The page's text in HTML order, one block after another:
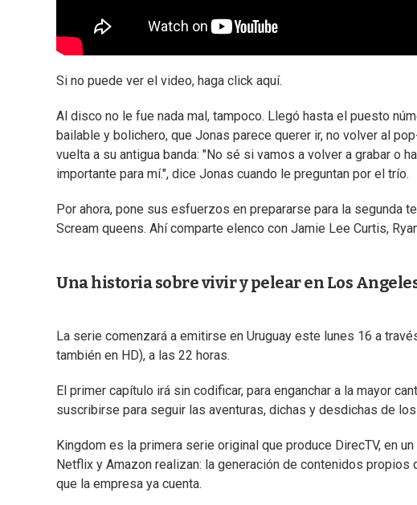
Si no puede ver el video, haga click aquí.
Al disco no le fue nada mal, tampoco. Llegó hasta el puesto
bailable y bolichero, que Jonas parece querer ir, no volver al
vuelta a su antigua banda: "No sé si vamos a volver a grabar o
importante para mí.", dice Jonas cuando le preguntan por el trío.
Por ahora, pone sus esfuerzos en prepararse para la segunda
Scream queens. Ahí comparte elenco con Jamie Lee Curtis,
Una historia sobre vivir y pelear en Los
La serie comenzará a emitirse en Uruguay este lunes 16 a
también en HD), a las 22 horas.
El primer capítulo irá sin codificar, para enganchar a la mayor
suscribirse para seguir las aventuras, dichas y desdichas de
Kingdom es la primera serie original que produce DirecTV, en
Netflix y Amazon realizan: la generación de contenidos
que la empresa ya cuenta.